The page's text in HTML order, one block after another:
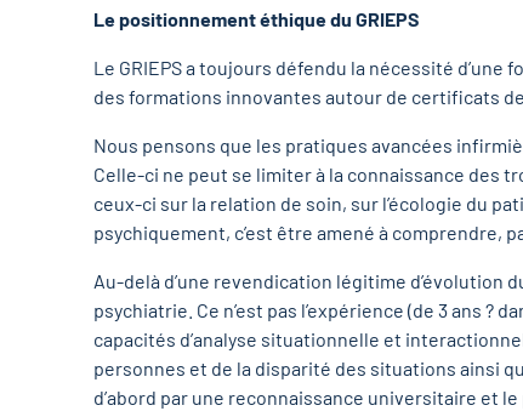
Le positionnement éthique du GRIEPS
Le GRIEPS a toujours défendu la nécessité
des formations innovantes autour de certificats
Nous pensons que les pratiques avancées
Celle-ci ne peut se limiter à la connaissance des
ceux-ci sur la relation de soin, sur l’écologie du
psychiquement, c’est être amené à comprendre,
Au-delà d’une revendication légitime d’évolution
psychiatrie. Ce n’est pas l’expérience (de 3 ans
capacités d’analyse situationnelle et
personnes et de la disparité des situations ainsi
d’abord par une reconnaissance universitaire et le